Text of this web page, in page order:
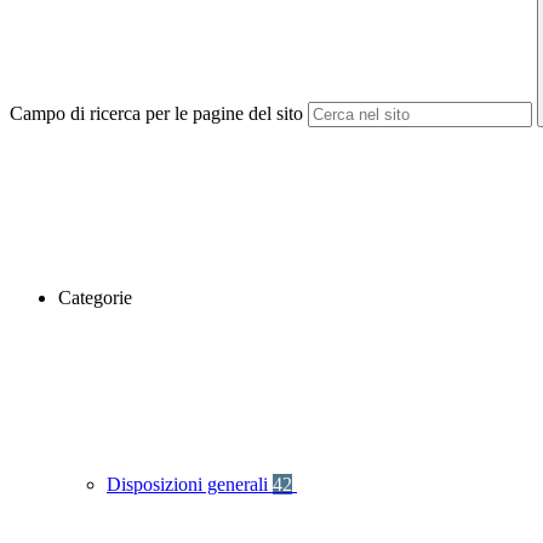
Campo di ricerca per le pagine del sito
Categorie
Disposizioni generali 42